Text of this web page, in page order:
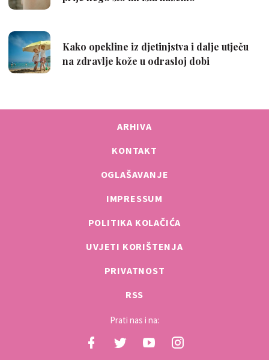
ARHIVA
KONTAKT
OGLAŠAVANJE
IMPRESSUM
POLITIKA KOLAČIĆA
UVJETI KORIŠTENJA
PRIVATNOST
RSS
Prati nas i na: